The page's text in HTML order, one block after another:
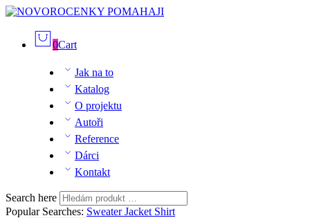
0Cart
Jak na to
Katalog
O projektu
Autoři
Reference
Dárci
Kontakt
Search here
Popular Searches: SweaterJacket Shirt